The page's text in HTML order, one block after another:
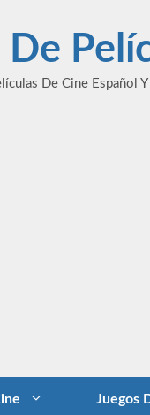
De Cine Español
Juegos